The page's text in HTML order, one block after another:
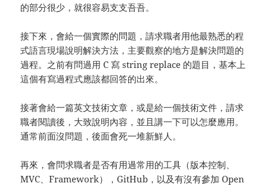
的部分很少，就很容易支支吾吾。
接下來，會給一個實際的問題，請求職者用他最熟悉的程
式語言現場說明解決方法，主要觀察的地方是解決問題的
過程。之前有問過用 C 寫 string replace 的題目，基本上
這個有寫過程式應該都回答的出來。
接著會給一篇英文技術文章，或是給一個技術文件，請求
職者閱讀後，大致說明內容，並且講一下可以怎麼應用。
通常前面沒問題，後面會死一堆新鮮人。
再來，會問求職者是否有用過常用的工具（版本控制、
MVC、Framework），GitHub，以及有沒有參加 Open